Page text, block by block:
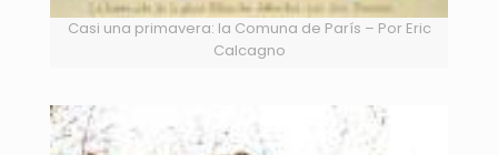
Casi una primavera: la Comuna de París – Por Eric
Calcagno